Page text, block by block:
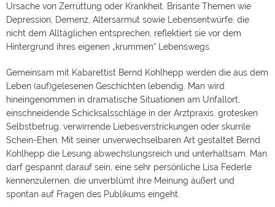
Ursache von Zerrüttung oder Krankheit. Brisante Themen wie
Depression, Demenz, Altersarmut sowie Lebensentwürfe, die
nicht dem Alltäglichen entsprechen, reflektiert sie vor dem
Hintergrund ihres eigenen „krummen“ Lebenswegs.
Gemeinsam mit Kabarettist Bernd Kohlhepp werden die aus dem
Leben (auf)gelesenen Geschichten lebendig. Man wird
hineingenommen in dramatische Situationen am Unfallort,
einschneidende Schicksalsschläge in der Arztpraxis, grotesken
Selbstbetrug, verwirrende Liebesverstrickungen oder skurrile
Schein-Ehen. Mit seiner unverwechselbaren Art gestaltet Bernd
Kohlhepp die Lesung abwechslungsreich und unterhaltsam. Man
darf gespannt darauf sein, eine sehr persönliche Lisa Federle
kennenzulernen, die unverblümt ihre Meinung äußert und
spontan auf Fragen des Publikums eingeht.